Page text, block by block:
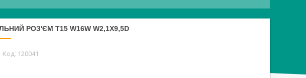
РОЗ'ЄМ T15 W16W W2,1X9,5D
Код: 120041